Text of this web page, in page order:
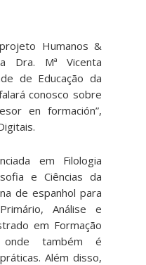
Humanos &
Dra. Mª Vicenta
de Educação da
conosco sobre
en formación”,
em Filologia
e Ciências da
de espanhol para
Análise e
em Formação
também é
Além disso,